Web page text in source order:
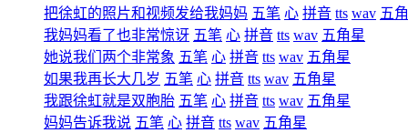
把徐虹的照片和视频发给我妈妈 五笔 心 拼音 tts wav 五
我妈妈看了也非常惊讶 五笔 心 拼音 tts wav 五角星
她说我们两个非常象 五笔 心 拼音 tts wav 五角星
如果我再长大几岁 五笔 心 拼音 tts wav 五角星
我跟徐虹就是双胞胎 五笔 心 拼音 tts wav 五角星
妈妈告诉我说 五笔 心 拼音 tts wav 五角星